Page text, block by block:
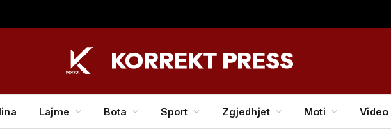
Lajme Bota Sport Zgjedhjet Moti Video